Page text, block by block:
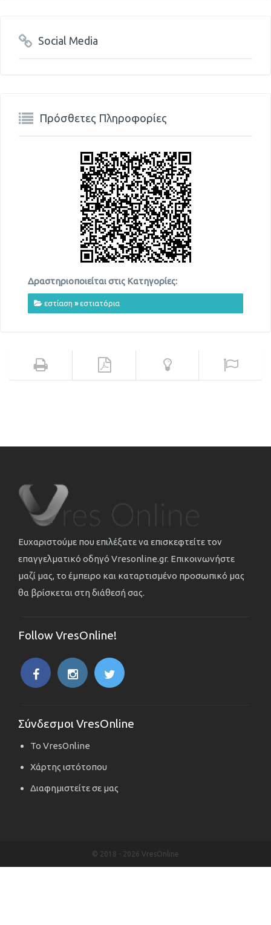
Social Media
Πρόσθετες Πληροφορίες
Δραστηριοποιείται στις Κατηγορίες:
εστίαση »εστιατόρια
Ευχαριστούμε που επιλέξατε να επισκεφτείτε τον
επαγγελματικό οδηγό Vresonline.gr. Επικοινωνήστε
μαζί μας, το έμπειρο και καταρτισμένο προσωπικό μας
θα βρίσκεται στη διάθεσή σας.
Follow VresOnline!
Σύνδεσμοι VresOnline
Το VresOnline
Χάρτης ιστότοπου
Διαφημιστείτε σε μας
© 2018 - 2026 VresOnline